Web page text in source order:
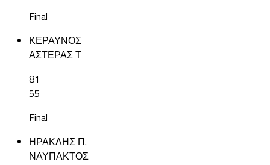
Final
ΚΕΡΑΥΝΟΣ
ΑΣΤΕΡΑΣ Τ
81
55
Final
ΗΡΑΚΛΗΣ Π.
ΝΑΥΠΑΚΤΟΣ